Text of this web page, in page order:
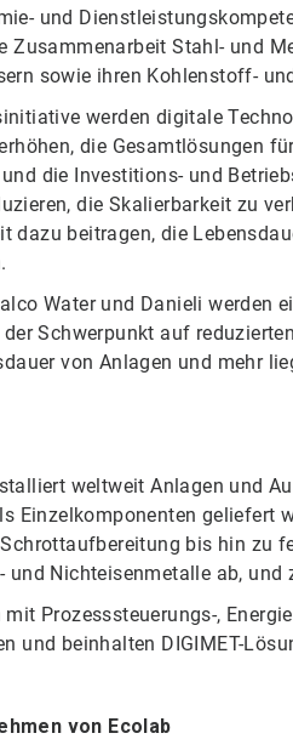
und
Zusammenarbeit Stahl- und
sowie ihren Kohlenstoff-
werden digitale
die Gesamtlösungen
die Investitions- und
die Skalierbarkeit zu
dazu beitragen, die
Water und Danieli werden
Schwerpunkt auf
von Anlagen und mehr
weltweit Anlagen und
Einzelkomponenten geliefert
bis hin zu
und Nichteisenmetalle ab,
Prozesssteuerungs-,
und beinhalten DIGIMET-
von Ecolab